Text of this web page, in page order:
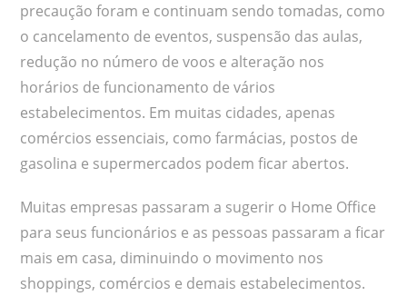
precaução foram e continuam sendo tomadas, como
o cancelamento de eventos, suspensão das aulas,
redução no número de voos e alteração nos
horários de funcionamento de vários
estabelecimentos. Em muitas cidades, apenas
comércios essenciais, como farmácias, postos de
gasolina e supermercados podem ficar abertos.
Muitas empresas passaram a sugerir o Home Office
para seus funcionários e as pessoas passaram a ficar
mais em casa, diminuindo o movimento nos
shoppings, comércios e demais estabelecimentos.